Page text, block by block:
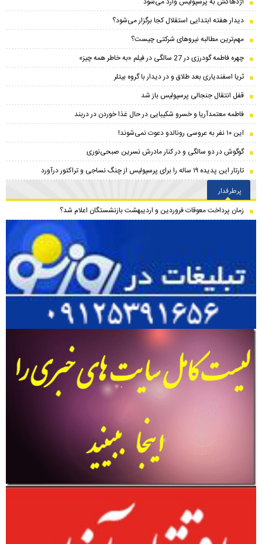
دیدار هفته ابتدایی استقلال کجا برگزار می‌شود؟
مهم‌ترین مطالبه نیروهای شرکتی چیست؟
چهره فاطمه گودرزی در 27 سالگی در فیلم «به خاطر همه چیز»
ثریا اسفندیاری بعد طلاق و در دیدار با گروه بیتلر
قفل انتقال جنجالی پرسپولیس باز شد
فاطمه معتمدآریا و خسرو شکیبایی در حال غذا خوردن در دربند
این ۱۰ نفر به عروسی رونالدو دعوت نمی‌شوند!
گوگوش در دو سالگی و در کنار مادرش نسرین صبحی‌نوری
تارتار این پدیده ۱۹ ساله را برای پرسپولیس از چنگ نساجی و تراکتور درآورد
پرطرفدار
زمان پرداخت معوقات فروردین و اردیبهشت بازنشستگان اعلام شد؟